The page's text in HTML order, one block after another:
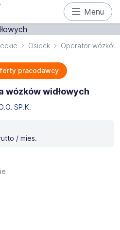
Menu
Osieck Operator wózków
pracodawcy
wózków widłowych
SP.K.
/ mies.